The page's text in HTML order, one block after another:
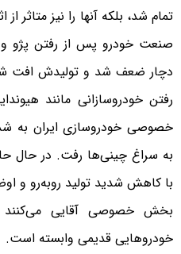
تمام شد، بلکه آنها را نیز
صنعت خودرو پس از رفتن پژو و
دچار ضعف شد و تولیدش افت
رفتن خودروسازانی مانند
خصوصی خودروسازی ایران به
به سراغ چینی‌ها رفت. در حال
با کاهش شدید تولید روبه‌رو و
بخش خصوصی آقایی
خودروهایی قدیمی وابسته است.